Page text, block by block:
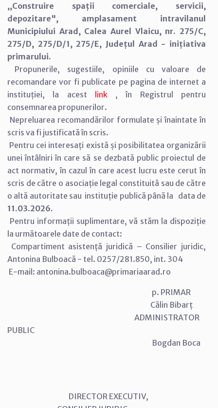
,,Construire spații comerciale, servicii,
depozitare", amplasament intravilanul
Municipiului Arad, Calea Aurel Vlaicu, nr. 275/C,
275/D, 275/D/1, 275/E, Județul Arad - inițiativa
primarului.
Propunerile, sugestiile, opiniile cu valoare de
recomandare vor fi publicate pe pagina de internet a
instituției, la acest link, în Registrul pentru
consemnarea propunerilor.
Nepreluarea recomandărilor formulate și înaintate în
scris va fi justificată în scris.
Pentru cei interesați există și posibilitatea organizării
unei întâlniri în care să se dezbată public proiectul de
act normativ, în cazul în care acest lucru este cerut în
scris de către o asociație legal constituită sau de către
o altă autoritate sau instituție publică până la data de
11.03.2026.
Pentru informații suplimentare, vă stăm la dispoziție
la următoarele date de contact:
Compartiment asistență juridică – Consilier juridic,
Antonina Bulboacă - tel. 0257/281.850, int. 304
E-mail: antonina.bulboaca@primariaarad.ro
p. PRIMAR
Călin Bibarț
ADMINISTRATOR
PUBLIC
Bogdan Boca
DIRECTOR EXECUTIV,